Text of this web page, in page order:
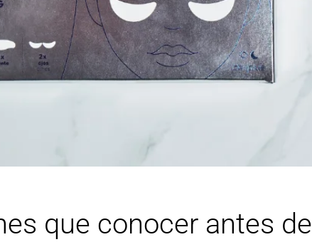
que conocer antes de